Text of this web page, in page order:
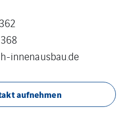
innenausbau.de
aufnehmen